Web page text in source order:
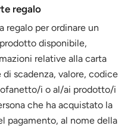
regalo
regalo per ordinare un
disponibile,
relative alla carta
scadenza, valore, codice
i o al/ai prodotto/i
che ha acquistato la
pagamento, al nome della